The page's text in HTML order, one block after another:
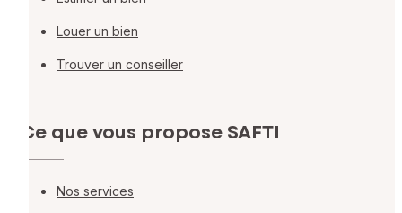
Louer un bien
Trouver un conseiller
Ce que vous propose SAFTI
Nos services